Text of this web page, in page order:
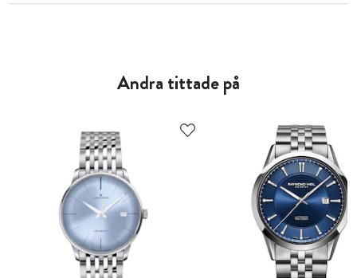
Andra tittade på